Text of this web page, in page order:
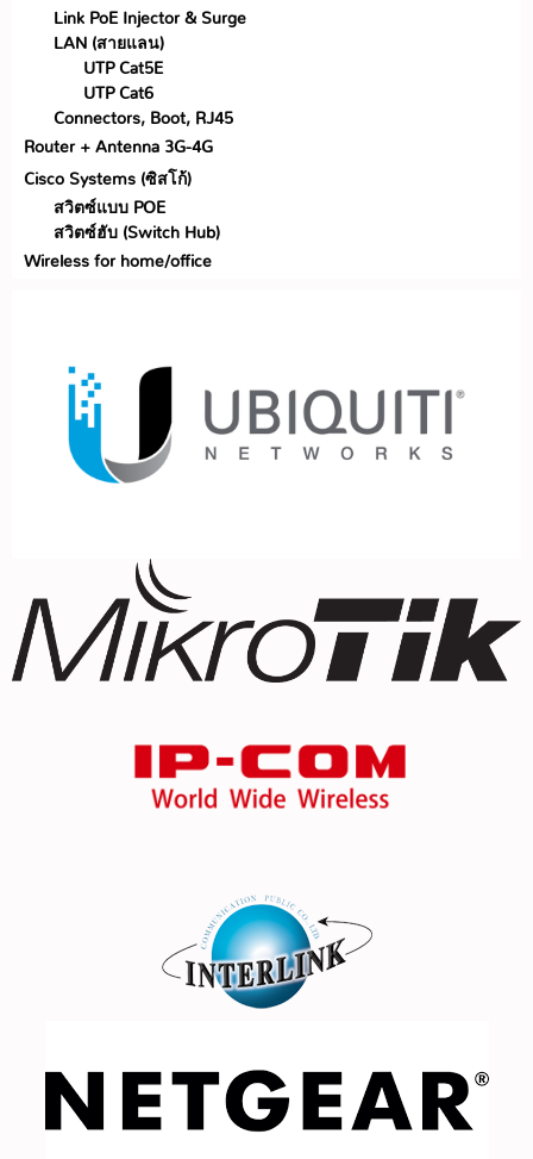
Link PoE Injector & Surge
LAN (สายแลน)
UTP Cat5E
UTP Cat6
Connectors, Boot, RJ45
Router + Antenna 3G-4G
Cisco Systems (ซิสโก้)
สวิตซ์แบบ POE
สวิตซ์ฮับ (Switch Hub)
Wireless for home/office